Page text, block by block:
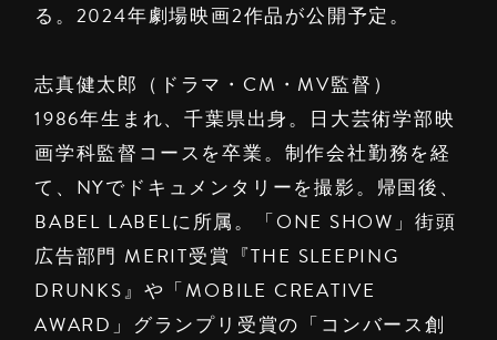
る。2024年劇場映画2作品が公開予定。
志真健太郎（ドラマ・CM・MV監督）
1986年生まれ、千葉県出身。日大芸術学部映
画学科監督コースを卒業。制作会社勤務を経
て、NYでドキュメンタリーを撮影。帰国後、
BABEL LABELに所属。「ONE SHOW」街頭
広告部門 MERIT受賞『THE SLEEPING
DRUNKS』や「MOBILE CREATIVE
AWARD」グランプリ受賞の「コンバース創